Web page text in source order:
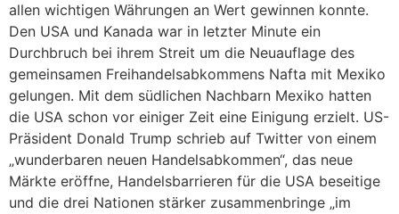
allen wichtigen Währungen an Wert gewinnen konnte.
Den USA und Kanada war in letzter Minute ein
Durchbruch bei ihrem Streit um die Neuauflage des
gemeinsamen Freihandelsabkommens Nafta mit Mexiko
gelungen. Mit dem südlichen Nachbarn Mexiko hatten
die USA schon vor einiger Zeit eine Einigung erzielt. US-
Präsident Donald Trump schrieb auf Twitter von einem
„wunderbaren neuen Handelsabkommen“, das neue
Märkte eröffne, Handelsbarrieren für die USA beseitige
und die drei Nationen stärker zusammenbringe „im